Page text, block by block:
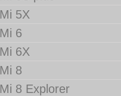
Mi 5X
Mi 6
Mi 6X
Mi 8
Mi 8 Explorer